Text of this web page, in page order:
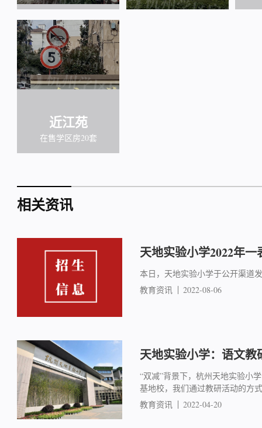
近江苑
在售学区房20套
相关资讯
天地实验小学2022年一
本日，天地实验小学于公开渠道
教育资讯
2022-08-06
天地实验小学：语文教
“双减”背景下，杭州天地实验小
基地校，我们通过教研活动的方
教育资讯
2022-04-20